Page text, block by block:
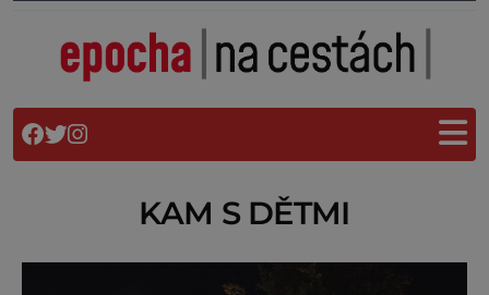
KAM S DĚTMI